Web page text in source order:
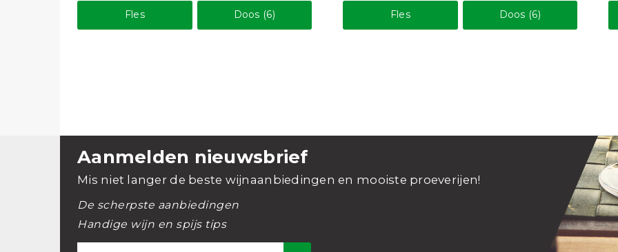
Fles Doos (6) Fles Doos (6)
Aanmelden nieuwsbrief
Mis niet langer de beste wijnaanbiedingen en mooiste proeverijen!
De scherpste aanbiedingen
Handige wijn en spijs tips